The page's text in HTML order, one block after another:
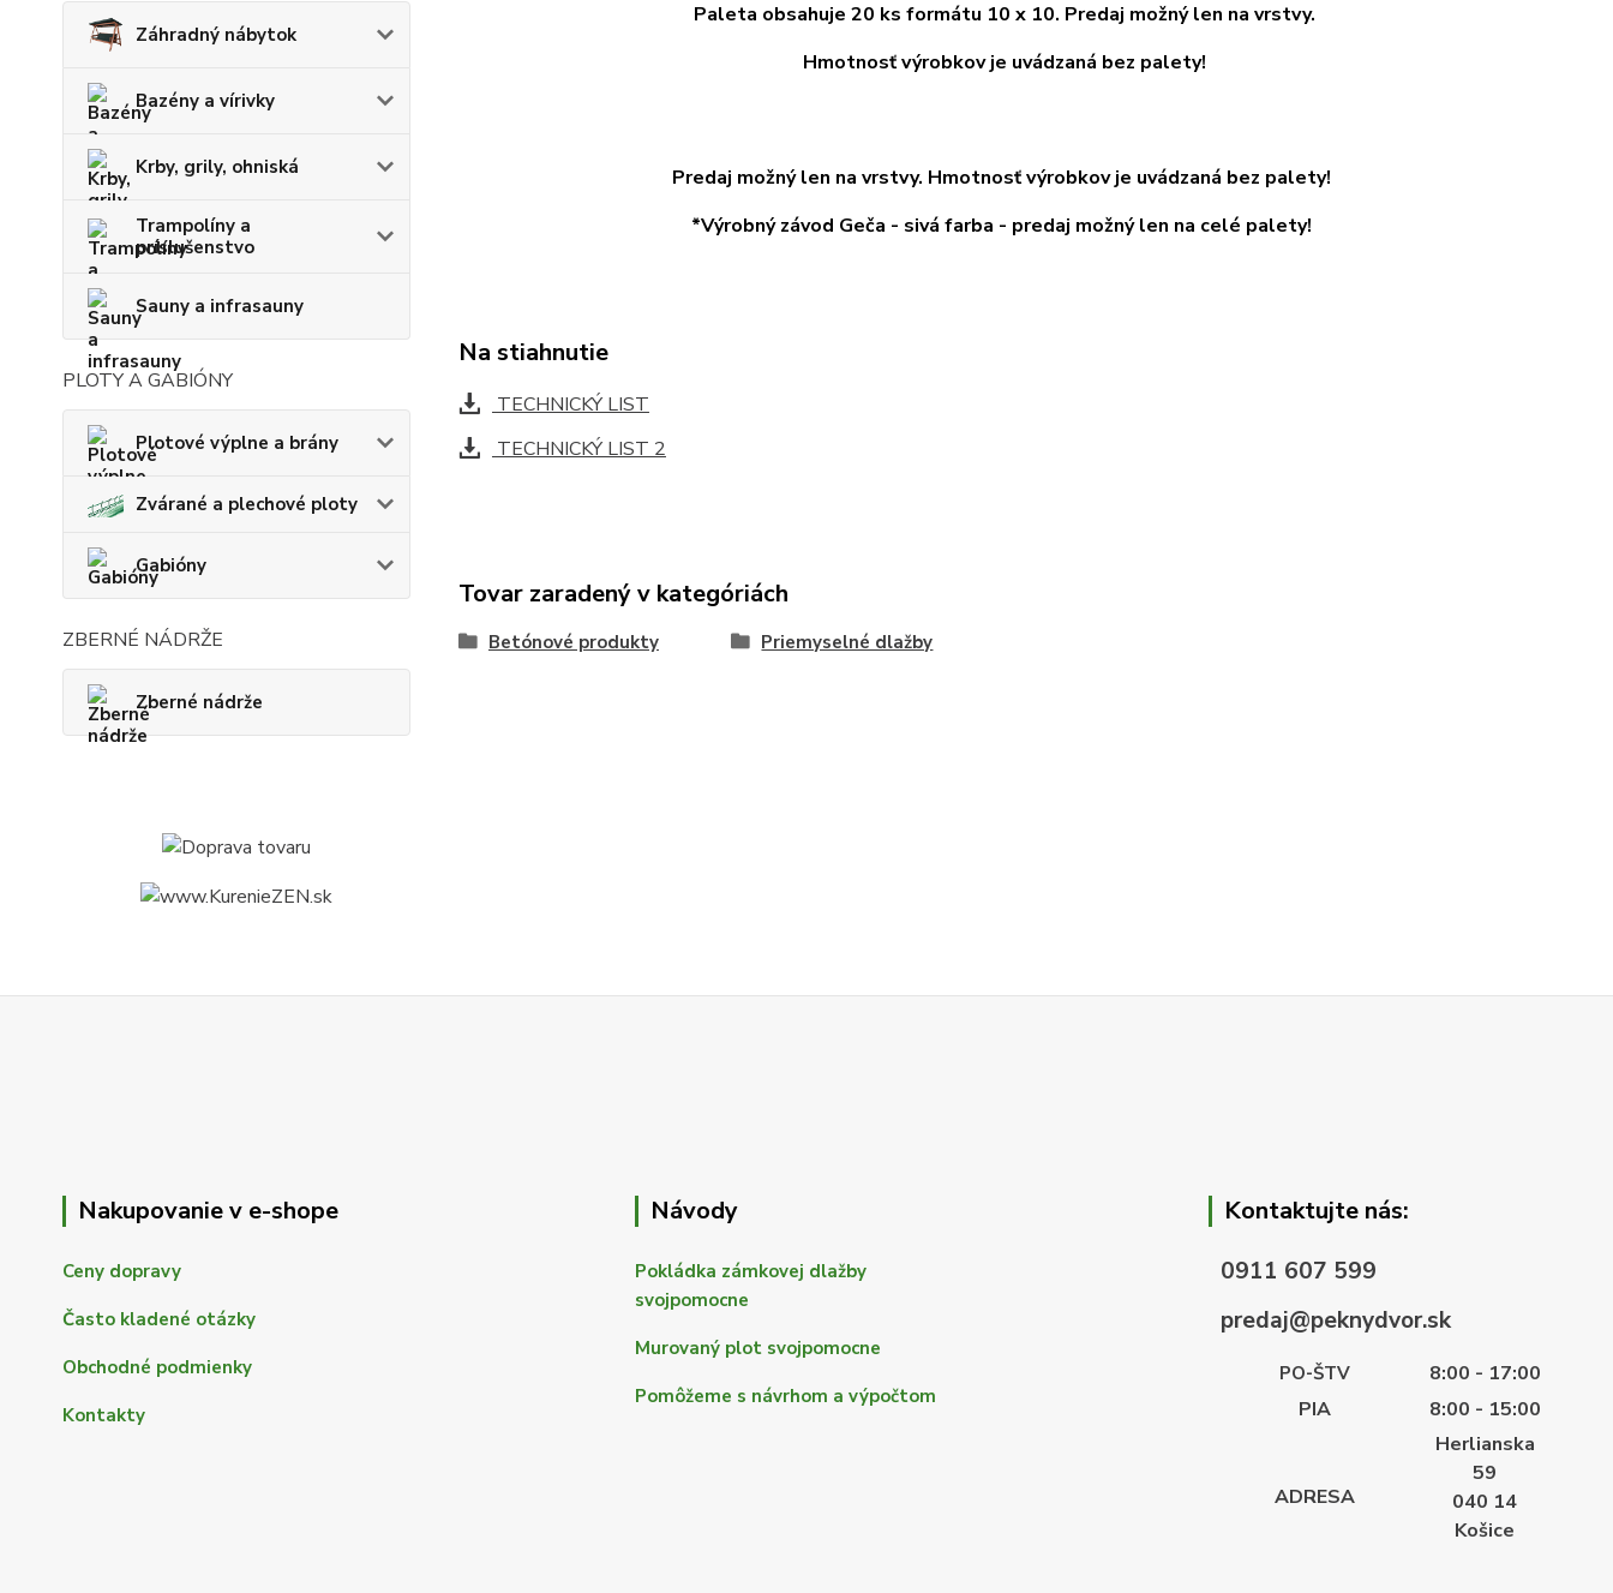
Záhradný nábytok
Bazény a vírivky
Krby, grily, ohniská
Trampolíny a
príslušenstvo
Sauny a infrasauny
PLOTY A GABIÓNY
Plotové výplne a brány
Zvárané a plechové ploty
Gabióny
ZBERNÉ NÁDRŽE
Zberné nádrže
Paleta obsahuje 20 ks formátu 10 x 10. Predaj možný len na vrstvy.
Hmotnosť výrobkov je uvádzaná bez palety!
Predaj možný len na vrstvy. Hmotnosť výrobkov je uvádzaná bez palety!
*Výrobný závod Geča - sivá farba - predaj možný len na celé palety!
Na stiahnutie
TECHNICKÝ LIST
TECHNICKÝ LIST 2
Tovar zaradený v kategóriách
Betónové produkty Priemyselné dlažby
Nakupovanie v e-shope
Ceny dopravy
Často kladené otázky
Obchodné podmienky
Kontakty
Návody
Pokládka zámkovej dlažby
svojpomocne
Murovaný plot svojpomocne
Pomôžeme s návrhom a výpočtom
Kontaktujte nás:
0911 607 599
predaj@peknydvor.sk
PO-ŠTV
8:00 - 17:00
PIA
8:00 - 15:00
ADRESA
Herlianska
59
040 14
Košice